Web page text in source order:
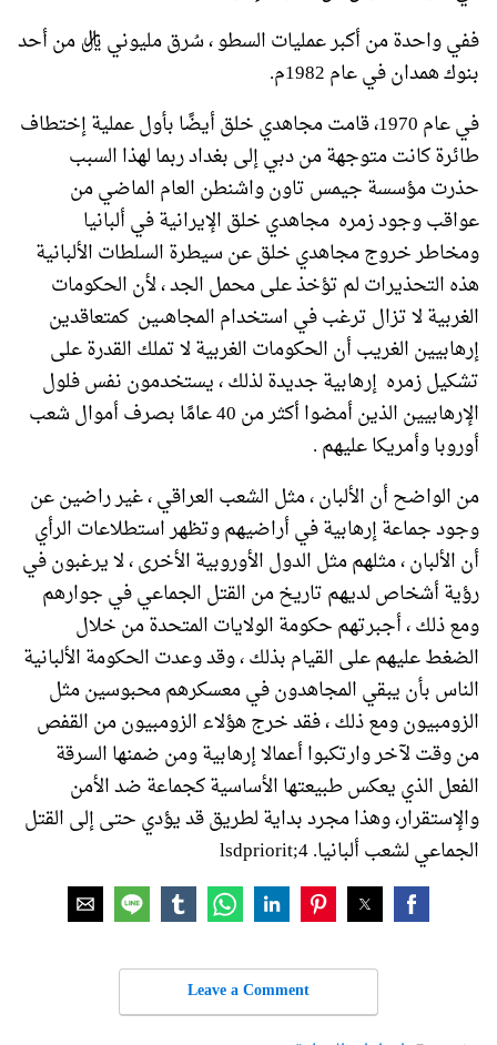
ففي واحدة من أكبر عمليات السطو ، سُرق مليوني ريال من أحد
بنوك همدان في عام 1982م.
في عام 1970، قامت مجاهدي خلق أيضًا بأول عملية إختطاف
طائرة كانت متوجهة من دبي إلى بغداد ربما لهذا السبب
حذرت مؤسسة جيمس تاون واشنطن العام الماضي من
عواقب وجود زمره مجاهدي خلق الإيرانية في ألبانيا
ومخاطر خروج مجاهدي خلق عن سيطرة السلطات الألبانية
هذه التحذيرات لم تؤخذ على محمل الجد ، لأن الحكومات
الغربية لا تزال ترغب في استخدام المجاهىين كمتعاقدين
إرهابيين الغريب أن الحكومات الغربية لا تملك القدرة على
تشكيل زمره إرهابية جديدة لذلك ، يستخدمون نفس فلول
الإرهابيين الذين أمضوا أكثر من 40 عامًا بصرف أموال شعب
أوروبا وأمريكا عليهم .
من الواضح أن الألبان ، مثل الشعب العراقي ، غير راضين عن
وجود جماعة إرهابية في أراضيهم وتظهر استطلاعات الرأي
أن الألبان ، مثلهم مثل الدول الأوروبية الأخرى ، لا يرغبون في
رؤية أشخاص لديهم تاريخ من القتل الجماعي في جوارهم
ومع ذلك ، أجبرتهم حكومة الولايات المتحدة من خلال
الضغط عليهم على القيام بذلك ، وقد وعدت الحكومة الألبانية
الناس بأن يبقي المجاهدون في معسكرهم محبوسين مثل
الزومبيون ومع ذلك ، فقد خرج هؤلاء الزومبيون من القفص
من وقت لآخر وارتكبوا أعمالا إرهابية ومن ضمنها السرقة
الفعل الذي يعكس طبيعتها الأساسية كجماعة ضد الأمن
والإستقرار، وهذا مجرد بداية لطريق قد يؤدي حتى إلى القتل
الجماعي لشعب ألبانيا. 4;lsdpriorit
Leave a Comment